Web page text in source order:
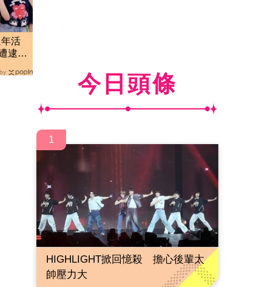
活
遭逮
今日頭條
1
HIGHLIGHT掀回憶殺 擔心後輩太
帥壓力大